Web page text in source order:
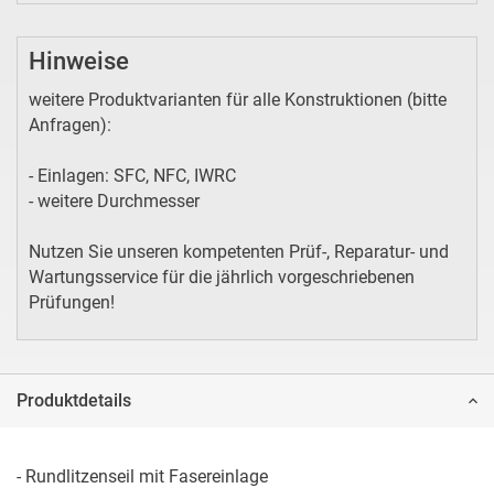
Hinweise
weitere Produktvarianten für alle Konstruktionen (bitte
Anfragen):
- Einlagen: SFC, NFC, IWRC
- weitere Durchmesser
Nutzen Sie unseren kompetenten Prüf-, Reparatur- und
Wartungsservice für die jährlich vorgeschriebenen
Prüfungen!
Produktdetails
- Rundlitzenseil mit Fasereinlage